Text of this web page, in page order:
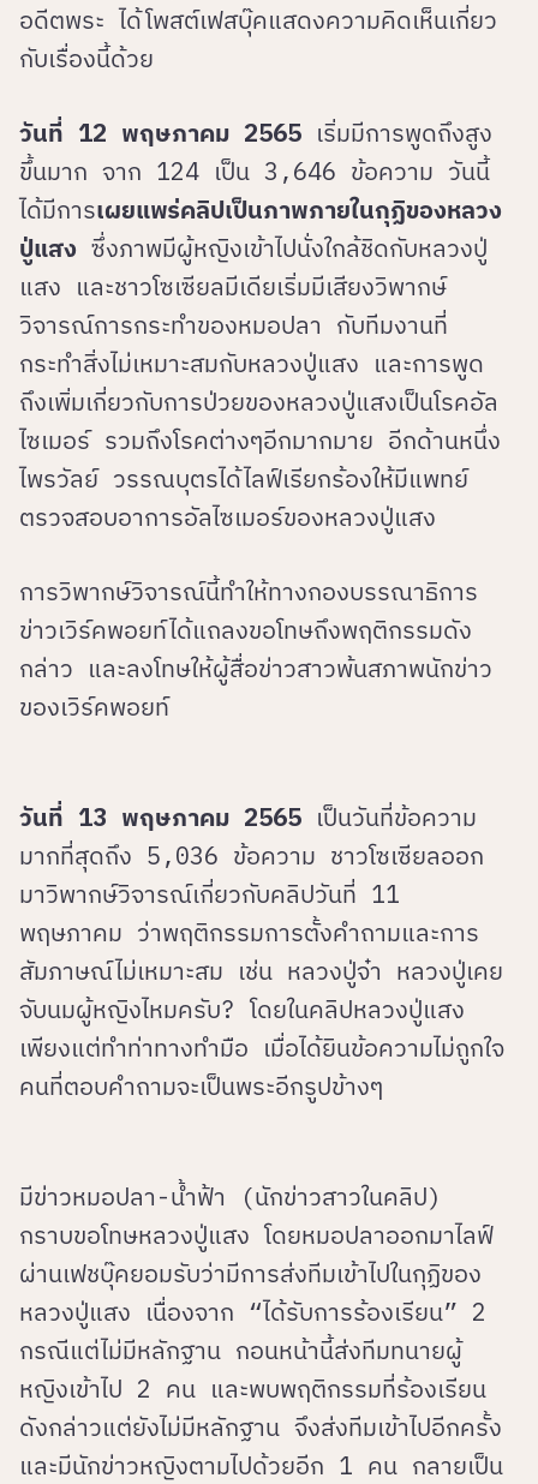
อดีตพระ ได้โพสต์เฟสบุ๊คแสดงความคิดเห็นเกี่ยว
กับเรื่องนี้ด้วย
วันที่ 12 พฤษภาคม 2565 เริ่มมีการพูดถึงสูง
ขึ้นมาก จาก 124 เป็น 3,646 ข้อความ วันนี้
ได้มีการเผยแพร่คลิปเป็นภาพภายในกุฏิของหลวง
ปู่แสง ซึ่งภาพมีผู้หญิงเข้าไปนั่งใกล้ชิดกับหลวงปู่
แสง และชาวโซเซียลมีเดียเริ่มมีเสียงวิพากษ์
วิจารณ์การกระทำของหมอปลา กับทีมงานที่
กระทำสิ่งไม่เหมาะสมกับหลวงปู่แสง และการพูด
ถึงเพิ่มเกี่ยวกับการป่วยของหลวงปู่แสงเป็นโรคอัล
ไซเมอร์ รวมถึงโรคต่างๆอีกมากมาย อีกด้านหนึ่ง
ไพรวัลย์ วรรณบุตรได้ไลฟ์เรียกร้องให้มีแพทย์
ตรวจสอบอาการอัลไซเมอร์ของหลวงปู่แสง
การวิพากษ์วิจารณ์นี้ทำให้ทางกองบรรณาธิการ
ข่าวเวิร์คพอยท์ได้แถลงขอโทษถึงพฤติกรรมดัง
กล่าว และลงโทษให้ผู้สื่อข่าวสาวพ้นสภาพนักข่าว
ของเวิร์คพอยท์
วันที่ 13 พฤษภาคม 2565 เป็นวันที่ข้อความ
มากที่สุดถึง 5,036 ข้อความ ชาวโซเซียลออก
มาวิพากษ์วิจารณ์เกี่ยวกับคลิปวันที่ 11
พฤษภาคม ว่าพฤติกรรมการตั้งคำถามและการ
สัมภาษณ์ไม่เหมาะสม เช่น หลวงปู่จ๋า หลวงปู่เคย
จับนมผู้หญิงไหมครับ? โดยในคลิปหลวงปู่แสง
เพียงแต่ทำท่าทางทำมือ เมื่อได้ยินข้อความไม่ถูกใจ
คนที่ตอบคำถามจะเป็นพระอีกรูปข้างๆ
มีข่าวหมอปลา-น้ำฟ้า (นักข่าวสาวในคลิป)
กราบขอโทษหลวงปู่แสง โดยหมอปลาออกมาไลฟ์
ผ่านเฟชบุ๊คยอมรับว่ามีการส่งทีมเข้าไปในกุฏิของ
หลวงปู่แสง เนื่องจาก “ได้รับการร้องเรียน” 2
กรณีแต่ไม่มีหลักฐาน กอนหน้านี้ส่งทีมทนายผู้
หญิงเข้าไป 2 คน และพบพฤติกรรมที่ร้องเรียน
ดังกล่าวแต่ยังไม่มีหลักฐาน จึงส่งทีมเข้าไปอีกครั้ง
และมีนักข่าวหญิงตามไปด้วยอีก 1 คน กลายเป็น